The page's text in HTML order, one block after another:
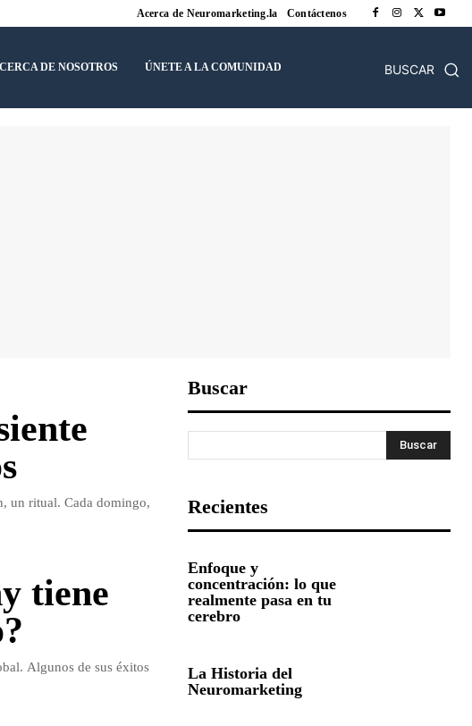
Acerca de Neuromarketing.la Contáctenos
DE NOSOTROS ÚNETE A LA COMUNIDAD BUSCAR
un ritual. Cada domingo,
tiene
Algunos de sus éxitos
Buscar
Buscar
Recientes
Enfoque y
concentración: lo que
realmente pasa en tu
cerebro
La Historia del
Neuromarketing